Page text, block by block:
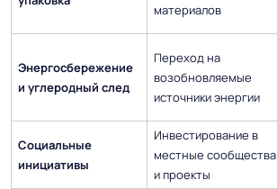
материалов
Энергосбережение
и углеродный след
Переход на
возобновляемые
источники энергии
Социальные
инициативы
Инвестирование в
местные сообщества
и проекты